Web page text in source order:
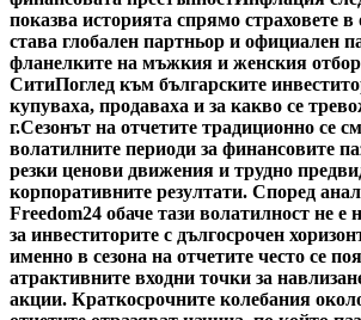
показва историята спрямо страховете
става глобален партньор и официален
фланелките на мъжкия и женския
СитиПоглед към българските
купуваха, продаваха и за какво се
г.Сезонът на отчетите традиционно се
волатилните периоди за финансовите
резки ценови движения и трудно
корпоративните резултати. Според
Freedom24 обаче тази волатилност не е
за инвеститорите с дългосрочен
именно в сезона на отчетите често се
атрактивните входни точки за
акции. Краткосрочните колебания